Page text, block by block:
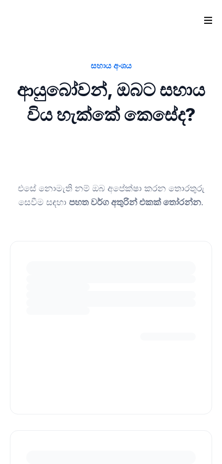
සහාය අංශය
ආයුබෝවන්, ඔබට සහාය
විය හැක්කේ කෙසේද?
එසේ නොමැති නම් ඔබ අපේක්ෂා කරන තොරතුරු
සෙවීම සඳහා පහත වර්ග අතුරින් එකක් තෝරන්න.